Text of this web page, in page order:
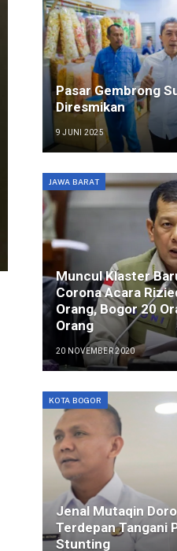
Pasar Gembrong
Diresmikan
9 JUNI 2025
JAWA BARAT
Muncul Klaster
Corona Acara
Orang, Bogor 20
Orang
20 NOVEMBER 2020
KOTA BOGOR
Jenal Mutaqin
Terdepan Tangani
Stunting